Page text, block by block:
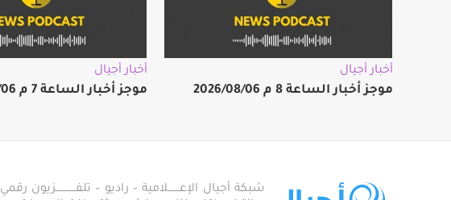
أخبار أجيال
موجز أخبار الساعة 8 م 2026/08/06
أخبار أجيال
موجز أخبار الساعة 7 م 2026/08/06
شبكة أجيال الإعـــــــلامية – راديو – تلفــــــــــــزيون رقمي